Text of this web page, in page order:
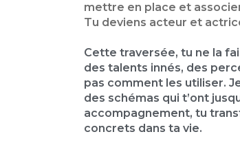
mettre en place et
Tu deviens acteur et
Cette traversée, tu ne la
des talents innés, des
pas comment les utiliser.
des schémas qui t’ont
accompagnement, tu
concrets dans ta vie.